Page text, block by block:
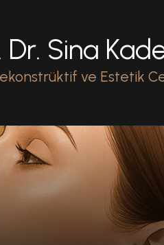
Dr. Sina
ve Estetik